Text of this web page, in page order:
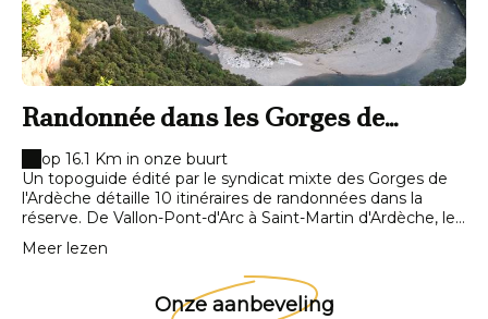
Randonnée dans les Gorges de
l'Ardèche
op 16.1 Km in onze buurt
Un topoguide édité par le syndicat mixte des Gorges de
l'Ardèche détaille 10 itinéraires de randonnées dans la
réserve. De Vallon-Pont-d'Arc à Saint-Martin d'Ardèche, les
sentiers offrent des points de vue sur les Gorges et les
hauts plateaux. Mais aussi des randonnées au fil de l'eau
pour les familles ou les plus sportifs. 11 belvédères ont
également été aménagés sur la route touristique des
Meer lezen
Onze aanbeveling